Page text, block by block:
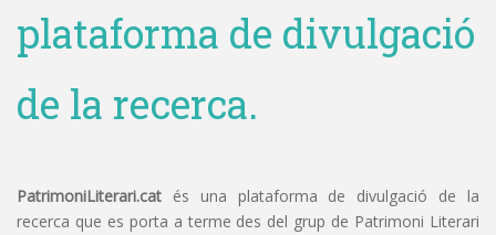
plataforma de divulgació
de la recerca.
PatrimoniLiterari.cat és una plataforma de divulgació de la
recerca que es porta a terme des del grup de Patrimoni Literari